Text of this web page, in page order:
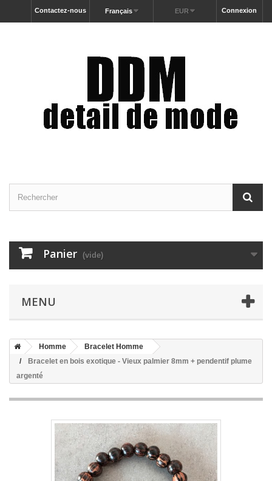
Connexion
EUR
Français
Contactez-nous
Panier (vide)
MENU
Homme
Bracelet Homme
Bracelet en bois exotique - Vieux palmier 8mm + pendentif plume
argenté